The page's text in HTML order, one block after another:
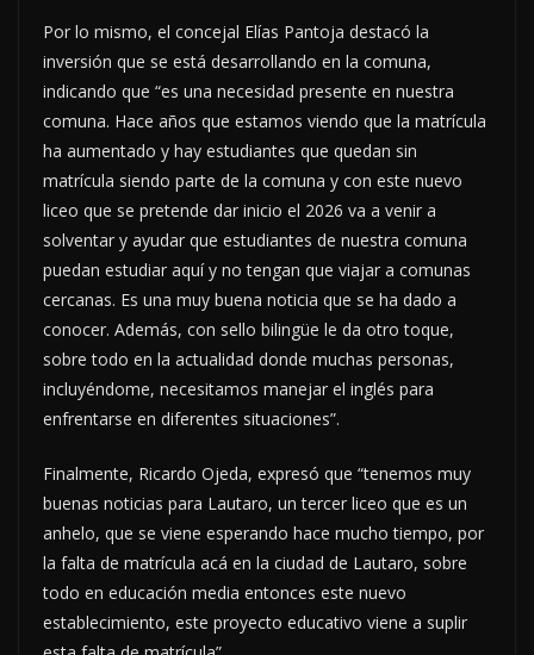
Por lo mismo, el concejal Elías Pantoja destacó la
inversión que se está desarrollando en la comuna,
indicando que “es una necesidad presente en nuestra
comuna. Hace años que estamos viendo que la matrícula
ha aumentado y hay estudiantes que quedan sin
matrícula siendo parte de la comuna y con este nuevo
liceo que se pretende dar inicio el 2026 va a venir a
solventar y ayudar que estudiantes de nuestra comuna
puedan estudiar aquí y no tengan que viajar a comunas
cercanas. Es una muy buena noticia que se ha dado a
conocer. Además, con sello bilingüe le da otro toque,
sobre todo en la actualidad donde muchas personas,
incluyéndome, necesitamos manejar el inglés para
enfrentarse en diferentes situaciones”.
Finalmente, Ricardo Ojeda, expresó que “tenemos muy
buenas noticias para Lautaro, un tercer liceo que es un
anhelo, que se viene esperando hace mucho tiempo, por
la falta de matrícula acá en la ciudad de Lautaro, sobre
todo en educación media entonces este nuevo
establecimiento, este proyecto educativo viene a suplir